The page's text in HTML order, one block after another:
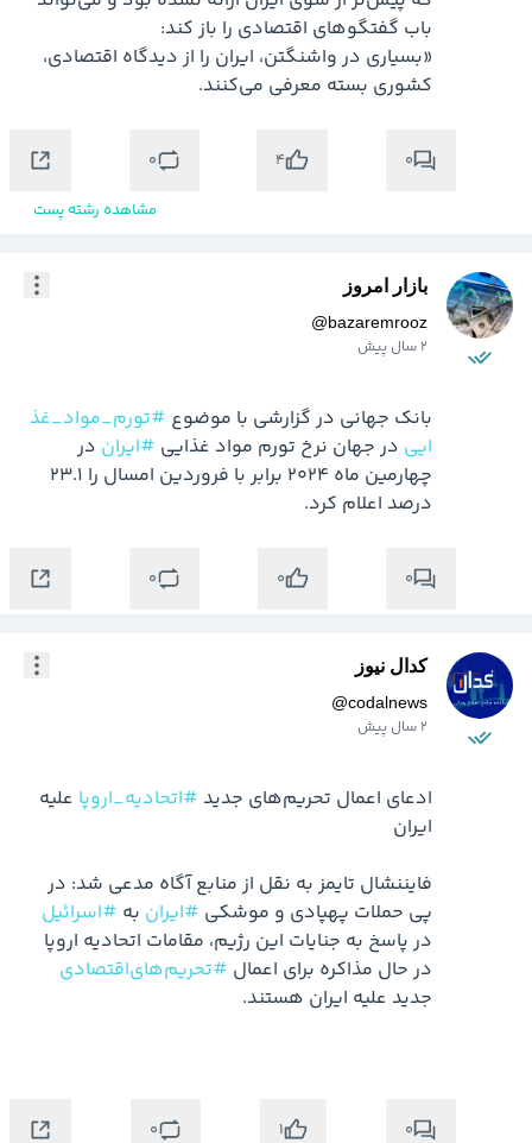
کشوری بسته معرفی می‌کنند.
0
4
0
مشاهده رشته پست
بازار امروز
@bazaremrooz
2 سال پیش
بانک جهانی در گزارشی با موضوع #تورم_مواد_غذ
ایی در جهان نرخ تورم مواد غذایی #ایران
درصد اعلام کرد.
0
0
0
کدال نیوز
@codalnews
2 سال پیش
ادعای اعمال تحریم‌های جدید #اتحادیه_اروپا
پی حملات پهپادی و موشکی #ایران به #اسرائیل
در حال مذاکره برای اعمال #تحریم‌های‌اقتصادی
0
1
0